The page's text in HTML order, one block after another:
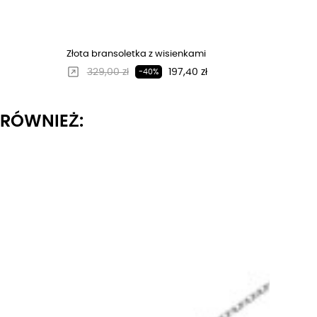
Złota bransoletka z wisienkami
Regularna cena
329,00 zł -40% Cena
197,40 zł